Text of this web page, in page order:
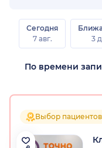
Сегодня
7 авг.
3
Выбор